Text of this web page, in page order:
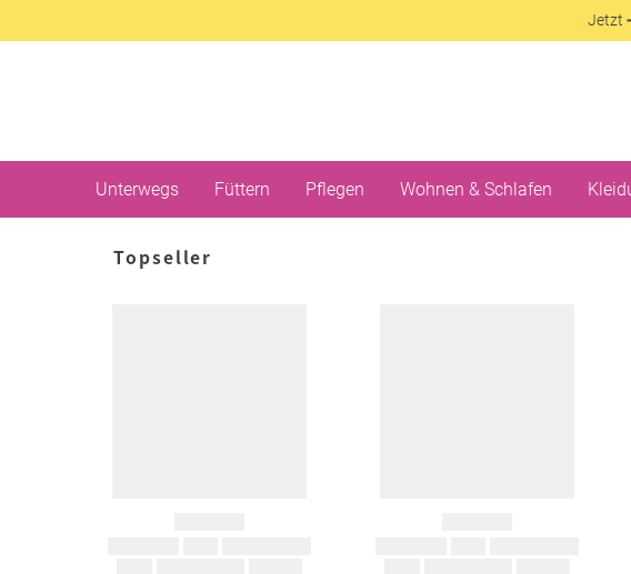
Jetzt
Unterwegs Füttern Pflegen Wohnen & Schlafen
Topseller